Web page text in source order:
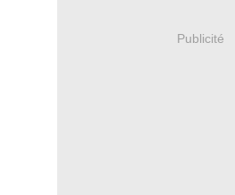
Publicité